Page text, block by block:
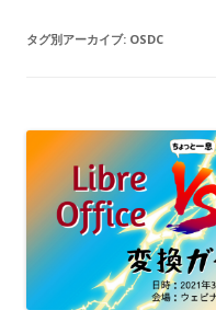
タグ別アーカイブ: OSDC